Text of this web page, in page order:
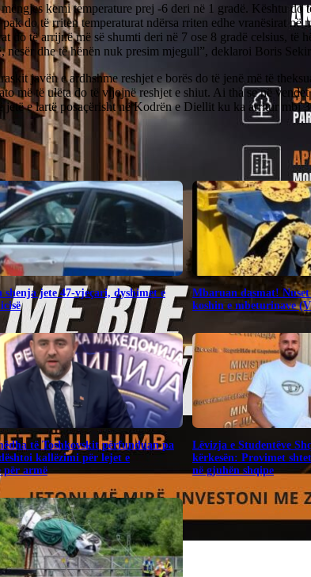
kemi temperature prej -6 deri në 1 gradë. Kështu do
pak do të rriten temperaturat ndërsa rriten edhe vranësirat në
do të arrijnë më së shumti deri në 7 ose 8 gradë celsius, të
nesër dhe të hënën nuk presim mjegull”, deklaroi Boris
javën e ardhshme reshjet e borës do të jenë më të
më të ulëta do të vijojnë reshjet e shiut. Ai tha se në vendet
jetë e lartë posaçërisht në Kodrën e Diellit ku ka arritur mbi
shenja jete 47-vjeçari, dyshimet e
Mbaruan dasmat!
koshin e mbeturinave
të Toshkovskit përfunduan pa
kallëzimi për lejet e
për armë
Lëvizja e Studentëve
kërkesën: Provimet
në gjuhën shqipe